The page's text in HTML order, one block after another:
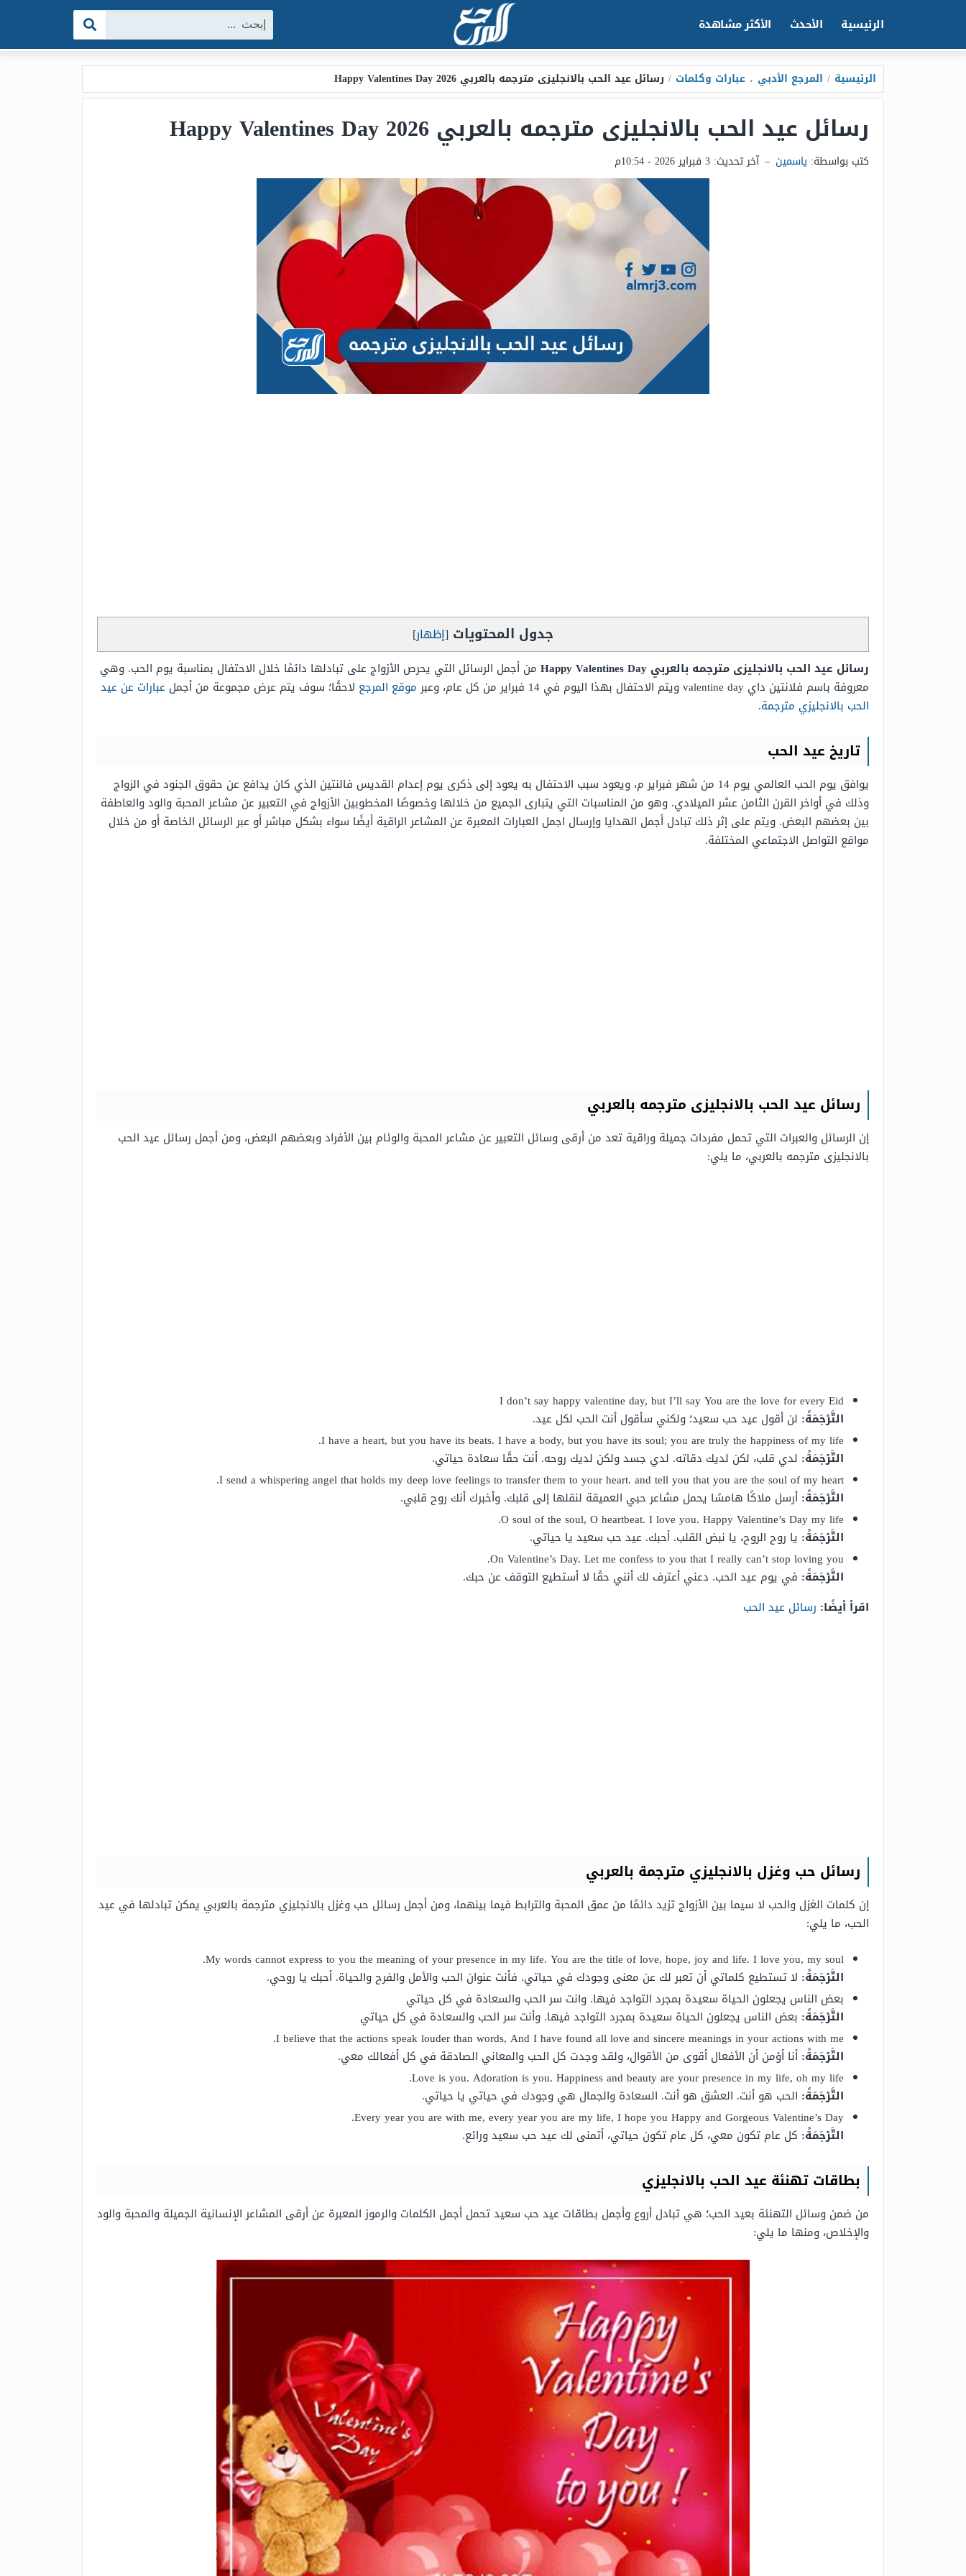
الرئيسية الأحدث الأكثر مشاهدة البحث:
الرئيسية / المرجع الأدبي ، عبارات وكلمات / رسائل عيد الحب بالانجليزى مترجمه بالعربي 2026 Happy Valentines Day
رسائل عيد الحب بالانجليزى مترجمه بالعربي 2026 Happy Valentines Day
كتب بواسطة: ياسمين – آخر تحديث: 3 فبراير 2026 - 10:54م
جدول المحتويات [إظهار]
رسائل عيد الحب بالانجليزى مترجمه بالعربي Happy Valentines Day
من أجمل الرسائل التي يحرص الأزواج على تبادلها دائمًا خلال الاحتفال بمناسبة يوم الحب. وهي
معروفة باسم فلانتين داي valentine day ويتم الاحتفال بهذا اليوم في 14 فبراير من كل عام، وعبر
موقع المرجع لاحقًا؛ سوف يتم عرض مجموعة من أجمل عبارات عن عيد
الحب بالانجليزي مترجمة.
تاريخ عيد الحب
يوافق يوم الحب العالمي يوم 14 من شهر فبراير م، ويعود سبب الاحتفال به يعود إلى ذكرى يوم إعدام القديس فالنتين الذي كان يدافع عن حقوق الجنود في الزواج
وذلك في أواخر القرن الثامن عشر الميلادي. وهو من المناسبات التي يتبارى الجميع من خلالها وخصوصًا المخطوبين الأزواج في التعبير عن مشاعر المحبة والود والعاطفة
بين بعضهم البعض. ويتم على إثر ذلك تبادل أجمل الهدايا وإرسال اجمل العبارات المعبرة عن المشاعر الراقية أيضًا سواء بشكل مباشر أو عبر الرسائل الخاصة أو من خلال
مواقع التواصل الاجتماعي المختلفة.
رسائل عيد الحب بالانجليزى مترجمه بالعربي
إن الرسائل والعبرات التي تحمل مفردات جميلة وراقية تعد من أرقى وسائل التعبير عن مشاعر المحبة والوئام بين الأفراد وبعضهم البعض، ومن أجمل رسائل عيد الحب
بالانجليزى مترجمه بالعربي، ما يلي:
I don’t say happy valentine day, but I’ll say You are the love for every Eid
التَّرْجَمَةً: لن أقول عيد حب سعيد؛ ولكني سأقول أنت الحب لكل عيد.
I have a heart, but you have its beats. I have a body, but you have its soul; you are truly the happiness of my life.
التَّرْجَمَةً: لدي قلب، لكن لديك دقاته. لدي جسد ولكن لديك روحه. أنت حقًا سعادة حياتي.
I send a whispering angel that holds my deep love feelings to transfer them to your heart. and tell you that you are the soul of my heart.
التَّرْجَمَةً: أرسل ملاكًا هامسًا يحمل مشاعر حبي العميقة لنقلها إلى قلبك. وأخبرك أنك روح قلبي.
O soul of the soul, O heartbeat. I love you. Happy Valentine’s Day my life.
التَّرْجَمَةً: يا روح الروح، يا نبض القلب. أحبك. عيد حب سعيد يا حياتي.
On Valentine’s Day. Let me confess to you that I really can’t stop loving you.
التَّرْجَمَةً: في يوم عيد الحب. دعني أعترف لك أنني حقًا لا أستطيع التوقف عن حبك.
اقرأ أيضًا: رسائل عيد الحب
رسائل حب وغزل بالانجليزي مترجمة بالعربي
إن كلمات الغزل والحب لا سيما بين الأزواج تزيد دائمًا من عمق المحبة والترابط فيما بينهما، ومن أجمل رسائل حب وغزل بالانجليزي مترجمة بالعربي يمكن تبادلها في عيد
الحب، ما يلي:
My words cannot express to you the meaning of your presence in my life. You are the title of love, hope, joy and life. I love you, my soul.
التَّرْجَمَةً: لا تستطيع كلماتي أن تعبر لك عن معنى وجودك في حياتي. فأنت عنوان الحب والأمل والفرح والحياة. أحبك يا روحي.
بعض الناس يجعلون الحياة سعيدة بمجرد التواجد فيها. وانت سر الحب والسعادة في كل حياتي
التَّرْجَمَةً: بعض الناس يجعلون الحياة سعيدة بمجرد التواجد فيها. وأنت سر الحب والسعادة في كل حياتي
I believe that the actions speak louder than words, And I have found all love and sincere meanings in your actions with me.
التَّرْجَمَةً: أنا أؤمن أن الأفعال أقوى من الأقوال، ولقد وجدت كل الحب والمعاني الصادقة في كل أفعالك معي.
Love is you. Adoration is you. Happiness and beauty are your presence in my life, oh my life.
التَّرْجَمَةً: الحب هو أنت. العشق هو أنت. السعادة والجمال هي وجودك في حياتي يا حياتي.
Every year you are with me, every year you are my life, I hope you Happy and Gorgeous Valentine’s Day.
التَّرْجَمَةً: كل عام تكون معي، كل عام تكون حياتي، أتمنى لك عيد حب سعيد ورائع.
بطاقات تهنئة عيد الحب بالانجليزي
من ضمن وسائل التهنئة بعيد الحب؛ هي تبادل أروع وأجمل بطاقات عيد حب سعيد تحمل أجمل الكلمات والرموز المعبرة عن أرقى المشاعر الإنسانية الجميلة والمحبة والود
والإخلاص، ومنها ما يلي: